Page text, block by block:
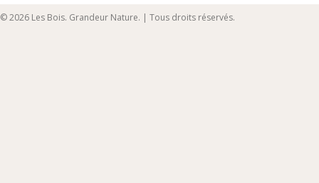
© 2026 Les Bois. Grandeur Nature. | Tous droits réservés.